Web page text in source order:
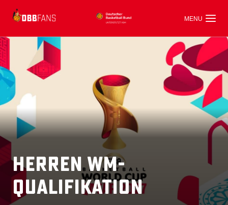
Herren WM-
Qualifikation